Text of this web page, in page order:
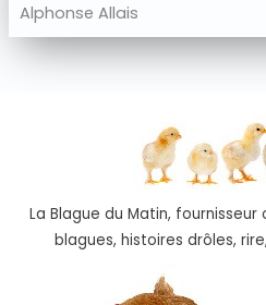
Alphonse Allais
La Blague du Matin,
blagues, histoires drôles,